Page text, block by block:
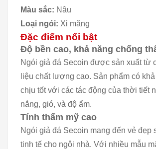
Màu sắc: Nâu
Loại ngói: Xi măng
Đặc điểm nổi bật
Độ bền cao, khả năng chống
Ngói giả đá Secoin được sản xuất từ
liệu chất lượng cao. Sản phẩm có
chịu tốt với các tác động của thời tiết
nắng, gió, và độ ẩm.
Tính thẩm mỹ cao
Ngói giả đá Secoin mang đến vẻ đẹp
tinh tế cho ngôi nhà. Với nhiều mẫu